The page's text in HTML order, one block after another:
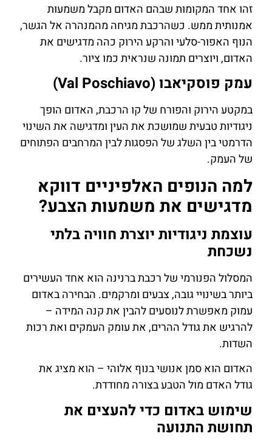
זהו אחד המקומות שבהם האדום מקבל משמעות
אמנותית ממש. כשהרכבת מגיחה מהמנהרה אל הגשר,
הנוף האפור-סלעי והרקע הירוק כהה מדגישים את
האדום, ויוצרים תמונה שנראית כמו ציור.
עמק פוסקיאבו (Val Poschiavo)
במקטע הירוק והפורח של קו הרכבת, האדום הופך
ניגודיות טבעית שמושכת את העין ומדגישה את השינוי
הדרמטי בין השלג של הפסגות לבין המרחבים הפתוחים
של העמק.
למה הנופים האלפיניים דווקא
מדגישים את משמעות הצבע?
עוצמת ניגודיות יוצרת חוויה בלתי
נשכחת
המסלול הפנורמי של רכבת ברנינה הוא אחד העשירים
ביותר בשינויי גובה, צבעים ומרקמים. הבחירה באדום
עמוק מאפשרת לנוסעים להבין את קנה המידה –
להרגיש את גודל ההרים, את עומק העמקים ואת רכות
השדות.
האדום הוא סמן אנושי בנוף אלוהי – הוא מציג את
גודל האדם מול הטבע בצורה מחודדת.
שימוש באדום כדי להעצים את
תחושת התנועה